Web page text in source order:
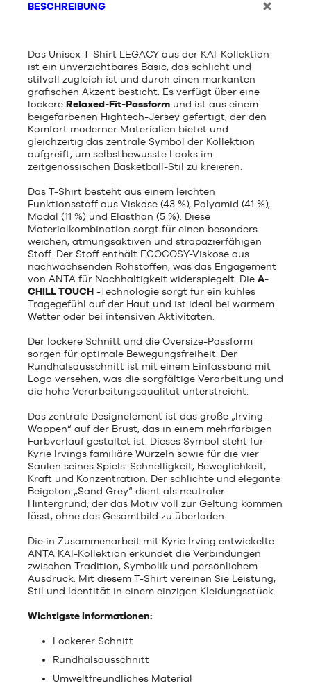
BESCHREIBUNG
Das Unisex-T-Shirt LEGACY aus der KAI-Kollektion
ist ein unverzichtbares Basic, das schlicht und
stilvoll zugleich ist und durch einen markanten
grafischen Akzent besticht. Es verfügt über eine
lockere Relaxed-Fit-Passform und ist aus einem
beigefarbenen Hightech-Jersey gefertigt, der den
Komfort moderner Materialien bietet und
gleichzeitig das zentrale Symbol der Kollektion
aufgreift, um selbstbewusste Looks im
zeitgenössischen Basketball-Stil zu kreieren.
Das T-Shirt besteht aus einem leichten
Funktionsstoff aus Viskose (43 %), Polyamid (41 %),
Modal (11 %) und Elasthan (5 %). Diese
Materialkombination sorgt für einen besonders
weichen, atmungsaktiven und strapazierfähigen
Stoff. Der Stoff enthält ECOCOSY-Viskose aus
nachwachsenden Rohstoffen, was das Engagement
von ANTA für Nachhaltigkeit widerspiegelt. Die A-
CHILL TOUCH -Technologie sorgt für ein kühles
Tragegefühl auf der Haut und ist ideal bei warmem
Wetter oder bei intensiven Aktivitäten.
Der lockere Schnitt und die Oversize-Passform
sorgen für optimale Bewegungsfreiheit. Der
Rundhalsausschnitt ist mit einem Einfassband mit
Logo versehen, was die sorgfältige Verarbeitung und
die hohe Verarbeitungsqualität unterstreicht.
Das zentrale Designelement ist das große „Irving-
Wappen“ auf der Brust, das in einem mehrfarbigen
Farbverlauf gestaltet ist. Dieses Symbol steht für
Kyrie Irvings familiäre Wurzeln sowie für die vier
Säulen seines Spiels: Schnelligkeit, Beweglichkeit,
Kraft und Konzentration. Der schlichte und elegante
Beigeton „Sand Grey“ dient als neutraler
Hintergrund, der das Motiv voll zur Geltung kommen
lässt, ohne das Gesamtbild zu überladen.
Die in Zusammenarbeit mit Kyrie Irving entwickelte
ANTA KAI-Kollektion erkundet die Verbindungen
zwischen Tradition, Symbolik und persönlichem
Ausdruck. Mit diesem T-Shirt vereinen Sie Leistung,
Stil und Identität in einem einzigen Kleidungsstück.
Wichtigste Informationen:
Lockerer Schnitt
Rundhalsausschnitt
Umweltfreundliches Material